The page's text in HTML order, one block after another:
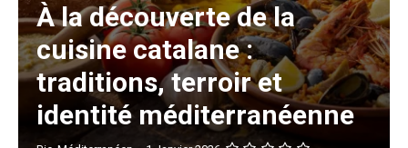
À la découverte de la
cuisine catalane :
traditions, terroir et
identité méditerranéenne